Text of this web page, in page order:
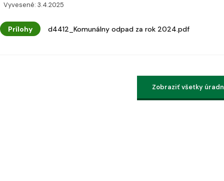
Vyvesené: 3.4.2025
Prílohy d4412_Komunálny odpad za rok 2024.pdf
Zobraziť všetky